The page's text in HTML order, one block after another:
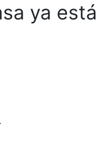
ya está